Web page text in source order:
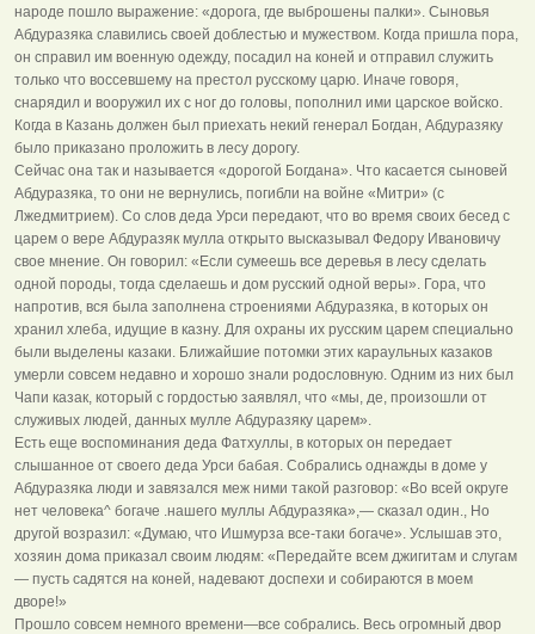
народе пошло выражение: «дорога, где выброшены палки». Сыновья
Абдуразяка славились своей доблестью и мужеством. Когда пришла пора,
он справил им военную одежду, посадил на коней и отправил служить
только что воссевшему на престол русскому царю. Иначе говоря,
снарядил и вооружил их с ног до головы, пополнил ими царское войско.
Когда в Казань должен был приехать некий генерал Богдан, Абдуразяку
было приказано проложить в лесу дорогу.
Сейчас она так и называется «дорогой Богдана». Что касается сыновей
Абдуразяка, то они не вернулись, погибли на войне «Митри» (с
Лжедмитрием). Со слов деда Урси передают, что во время своих бесед с
царем о вере Абдуразяк мулла открыто высказывал Федору Ивановичу
свое мнение. Он говорил: «Если сумеешь все деревья в лесу сделать
одной породы, тогда сделаешь и дом русский одной веры». Гора, что
напротив, вся была заполнена строениями Абдуразяка, в которых он
хранил хлеба, идущие в казну. Для охраны их русским царем специально
были выделены казаки. Ближайшие потомки этих караульных казаков
умерли совсем недавно и хорошо знали родословную. Одним из них был
Чапи казак, который с гордостью заявлял, что «мы, де, произошли от
служивых людей, данных мулле Абдуразяку царем».
Есть еще воспоминания деда Фатхуллы, в которых он передает
слышанное от своего деда Урси бабая. Собрались однажды в доме у
Абдуразяка люди и завязался меж ними такой разговор: «Во всей округе
нет человека^ богаче .нашего муллы Абдуразяка»,— сказал один., Но
другой возразил: «Думаю, что Ишмурза все-таки богаче». Услышав это,
хозяин дома приказал своим людям: «Передайте всем джигитам и слугам
— пусть садятся на коней, надевают доспехи и собираются в моем
дворе!»
Прошло совсем немного времени—все собрались. Весь огромный двор